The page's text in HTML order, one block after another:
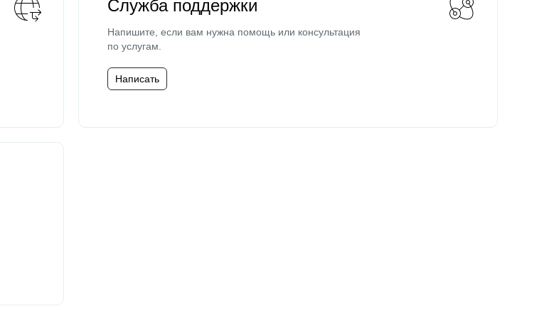
Служба поддержки
Напишите, если вам нужна помощь или консультация
по услугам.
Написать